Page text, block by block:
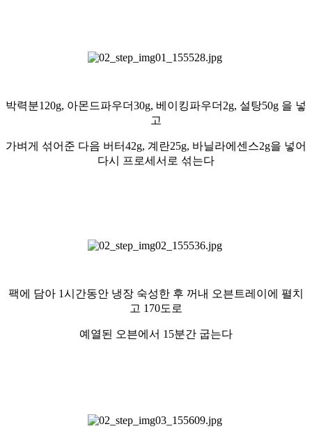
박력분120g, 아몬드파우더30g, 베이킹파우더2g, 설탕50g 을 넣
고
가벼게 섞어준 다음 버터42g, 계란25g, 바닐라에센스2g을 넣어
다시 프로세서로 섞는다
팩에 담아 1시간동안 냉장 숙성한 후 꺼내 오븐트레이에 펼치
고 170도로
예열된 오븐에서 15분간 굽는다